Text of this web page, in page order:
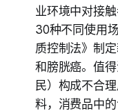
业环境中对接
30种不同使用
质控制法》制
和膀胱癌。值
民）构成不合
料，消费品中